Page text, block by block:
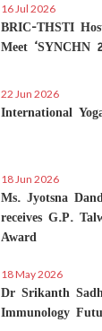
16 Jul 2026
BRIC-THSTI
Meet ‘SYNCHN
22 Jun 2026
International
18 Jun 2026
Ms. Jyotsna
receives G.P.
Award
18 May 2026
Dr Srikanth
Immunology